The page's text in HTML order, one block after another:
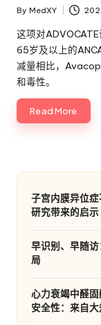
Posted
by
By MedXY
这项对
65岁及以上的
减量相比，
和毒性。
Read More
子宫内膜异位
研究带来的启示
早识别、早随
局
心力衰竭中醛
安全性：来自